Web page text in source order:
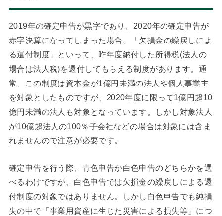
2019年の確定申告が黒字であり、2020年の確定申告が
赤字決算になってしまった場合、「欠損金の繰戻しによ
る還付制度」といって、昨年度納付した所得税(法人の
場合は法人税)を還付してもらえる制度があります。通
常、この制度は資本金が1億円未満の法人や個人事業主
を対象としたものですが、2020年度に限って1億円超10
億円未満の法人も対象となっています。しかし対象法人
が10億超法人の100％子会社などの場合は対象には含ま
れませんので注意が必要です。
確定申告を行う際、青色申告か白色申告のどちらかを選
べるわけですが、白色申告では欠損金の繰戻しによる還
付制度の対象ではありません。しかし白色申告でも純損
失の中で「事業用資産に生じた災害による損失等」につ